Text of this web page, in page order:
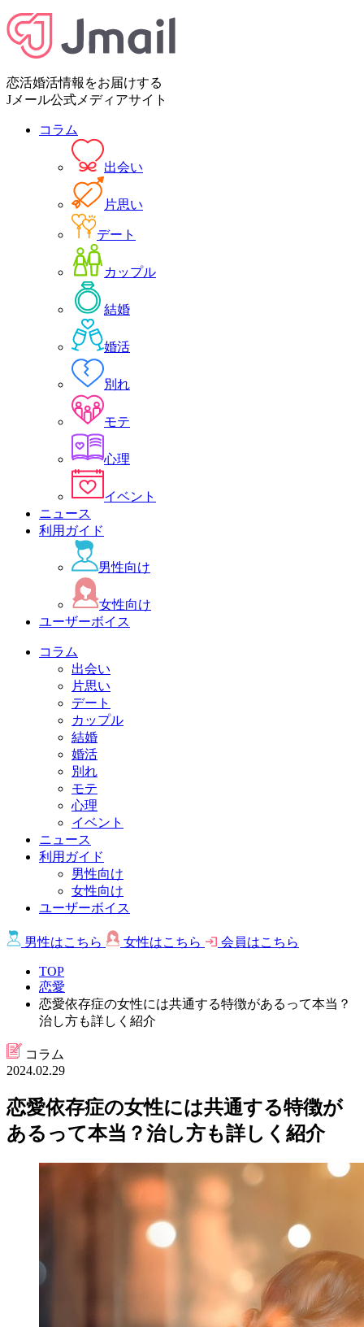
恋活婚活情報をお届けする
Jメール公式メディアサイト
コラム
出会い
片思い
デート
カップル
結婚
婚活
別れ
モテ
心理
イベント
ニュース
利用ガイド
男性向け
女性向け
ユーザーボイス
コラム
出会い
片思い
デート
カップル
結婚
婚活
別れ
モテ
心理
イベント
ニュース
利用ガイド
男性向け
女性向け
ユーザーボイス
男性はこちら 女性はこちら 会員はこちら
TOP
恋愛
恋愛依存症の女性には共通する特徴があるって本当？
治し方も詳しく紹介
コラム
2024.02.29
恋愛依存症の女性には共通する特徴が
あるって本当？治し方も詳しく紹介